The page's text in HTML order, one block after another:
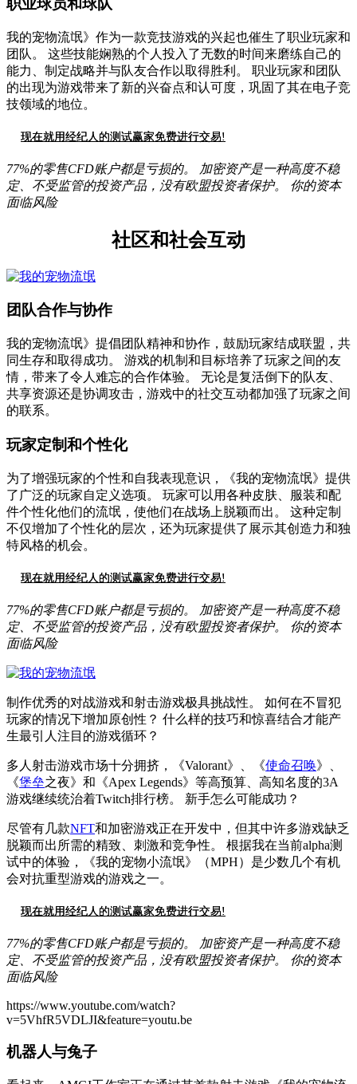
职业球员和球队
我的宠物流氓》作为一款竞技游戏的兴起也催生了职业玩家和
团队。 这些技能娴熟的个人投入了无数的时间来磨练自己的
能力、制定战略并与队友合作以取得胜利。 职业玩家和团队
的出现为游戏带来了新的兴奋点和认可度，巩固了其在电子竞
技领域的地位。
现在就用经纪人的测试赢家免费进行交易!
77%的零售CFD账户都是亏损的。 加密资产是一种高度不稳
定、不受监管的投资产品，没有欧盟投资者保护。 你的资本
面临风险
社区和社会互动
团队合作与协作
我的宠物流氓》提倡团队精神和协作，鼓励玩家结成联盟，共
同生存和取得成功。 游戏的机制和目标培养了玩家之间的友
情，带来了令人难忘的合作体验。 无论是复活倒下的队友、
共享资源还是协调攻击，游戏中的社交互动都加强了玩家之间
的联系。
玩家定制和个性化
为了增强玩家的个性和自我表现意识，《我的宠物流氓》提供
了广泛的玩家自定义选项。 玩家可以用各种皮肤、服装和配
件个性化他们的流氓，使他们在战场上脱颖而出。 这种定制
不仅增加了个性化的层次，还为玩家提供了展示其创造力和独
特风格的机会。
现在就用经纪人的测试赢家免费进行交易!
77%的零售CFD账户都是亏损的。 加密资产是一种高度不稳
定、不受监管的投资产品，没有欧盟投资者保护。 你的资本
面临风险
制作优秀的对战游戏和射击游戏极具挑战性。 如何在不冒犯
玩家的情况下增加原创性？ 什么样的技巧和惊喜结合才能产
生最引人注目的游戏循环？
多人射击游戏市场十分拥挤，《Valorant》、《使命召唤》、
《堡垒之夜》和《Apex Legends》等高预算、高知名度的3A
游戏继续统治着Twitch排行榜。 新手怎么可能成功？
尽管有几款NFT和加密游戏正在开发中，但其中许多游戏缺乏
脱颖而出所需的精致、刺激和竞争性。 根据我在当前alpha测
试中的体验，《我的宠物小流氓》（MPH）是少数几个有机
会对抗重型游戏的游戏之一。
现在就用经纪人的测试赢家免费进行交易!
77%的零售CFD账户都是亏损的。 加密资产是一种高度不稳
定、不受监管的投资产品，没有欧盟投资者保护。 你的资本
面临风险
https://www.youtube.com/watch?
v=5VhfR5VDLJI&feature=youtu.be
机器人与兔子